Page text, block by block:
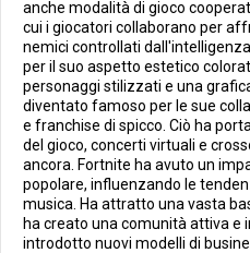
anche modalità di gioco
cui i giocatori collaborano per
nemici controllati
per il suo aspetto estetico
personaggi stilizzati e una
diventato famoso per le sue
e franchise di spicco. Ciò ha
del gioco, concerti virtuali e
ancora. Fortnite ha avuto un
popolare, influenzando le
musica. Ha attratto una vasta
ha creato una comunità attiva e
introdotto nuovi modelli di